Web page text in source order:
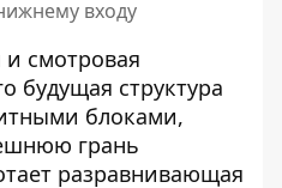
входу
смотровая
будущая структура
блоками,
грань
разравнивающая